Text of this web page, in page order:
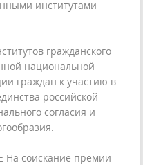
институтами
гражданского
национальной
граждан к участию в
российской
согласия и
соискание премии